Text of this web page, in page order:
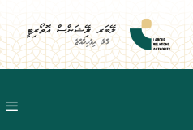
to
content
ލޭބަރ ރިލޭޝަންސް އޮތޯރިޓީ
މާލެ، ދިވެހިރާއްޖެ